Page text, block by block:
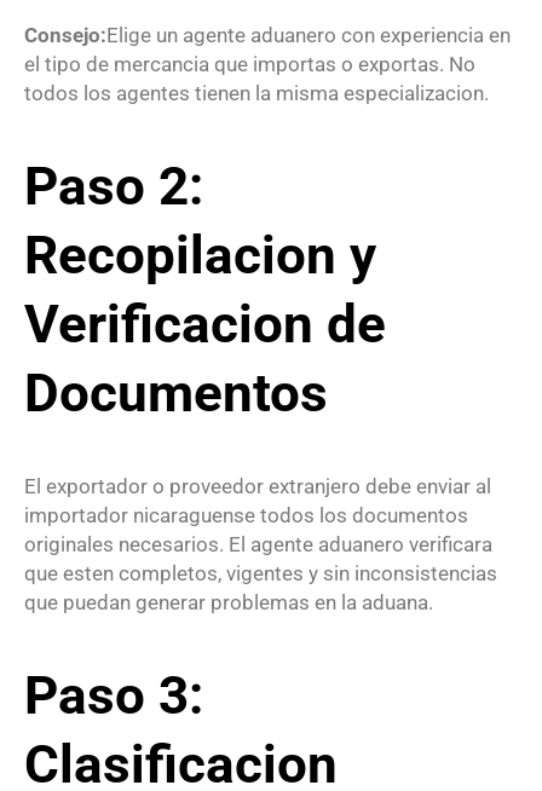
Consejo:Elige un agente aduanero con experiencia en
el tipo de mercancia que importas o exportas. No
todos los agentes tienen la misma especializacion.
Paso 2:
Recopilacion y
Verificacion de
Documentos
El exportador o proveedor extranjero debe enviar al
importador nicaraguense todos los documentos
originales necesarios. El agente aduanero verificara
que esten completos, vigentes y sin inconsistencias
que puedan generar problemas en la aduana.
Paso 3:
Clasificacion